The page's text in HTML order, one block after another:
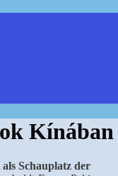
Kínában
Schauplatz der